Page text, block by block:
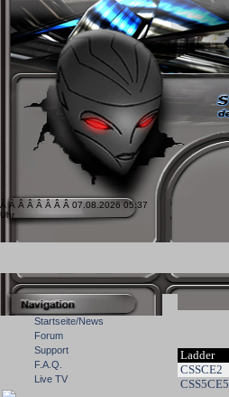
Â Â Â Â Â Â Â Â 07.08.2026 05:37
Uhr
Startseite/News
Forum
Support
F.A.Q.
Live TV
Ladder
CSSCE2
CSS5CE5